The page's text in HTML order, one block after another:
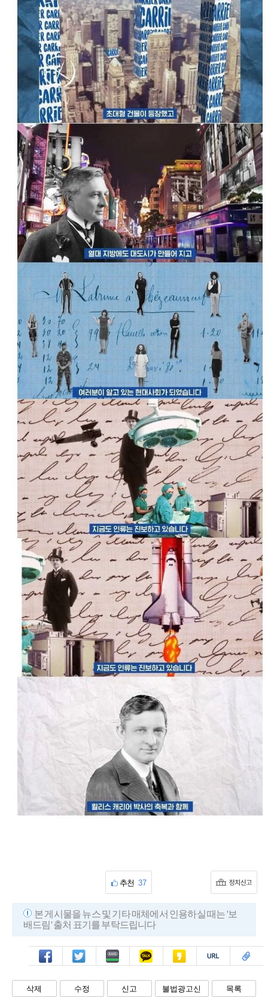
추천 37
본 게시물을 뉴스 및 기타 매체에서 인용하실 때는 '보
배드림' 출처 표기를 부탁드립니다
페북 트윗 밴드 카톡 카스 복사 스크랩
삭제 수정 신고 불법광고신 목록